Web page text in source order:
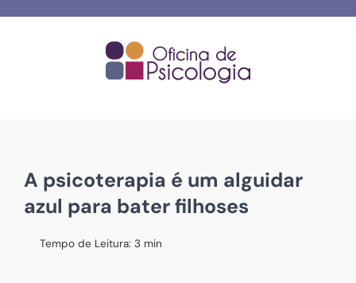
A psicoterapia é um alguidar
azul para bater filhoses
Tempo de Leitura: 3 min